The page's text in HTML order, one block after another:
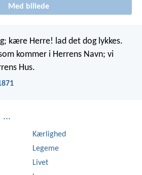
Med billede
kære Herre! lad det dog lykkes.
kommer i Herrens Navn; vi
Hus.
...
Kærlighed
Legeme
Livet